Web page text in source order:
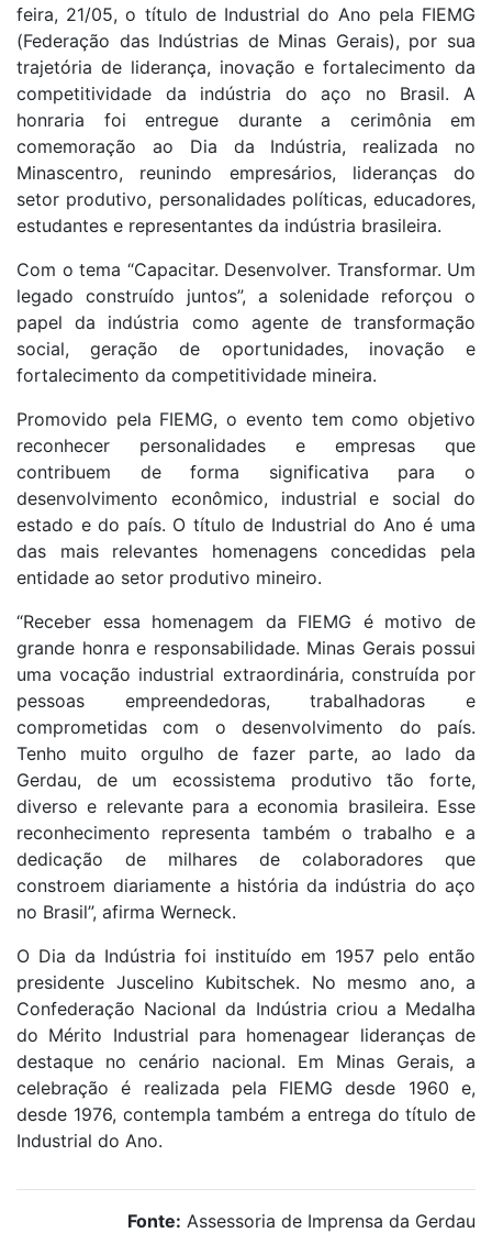
feira, 21/05, o título de Industrial do Ano pela FIEMG
(Federação das Indústrias de Minas Gerais), por sua
trajetória de liderança, inovação e fortalecimento da
competitividade da indústria do aço no Brasil. A
honraria foi entregue durante a cerimônia em
comemoração ao Dia da Indústria, realizada no
Minascentro, reunindo empresários, lideranças do
setor produtivo, personalidades políticas, educadores,
estudantes e representantes da indústria brasileira.
Com o tema “Capacitar. Desenvolver. Transformar. Um
legado construído juntos”, a solenidade reforçou o
papel da indústria como agente de transformação
social, geração de oportunidades, inovação e
fortalecimento da competitividade mineira.
Promovido pela FIEMG, o evento tem como objetivo
reconhecer personalidades e empresas que
contribuem de forma significativa para o
desenvolvimento econômico, industrial e social do
estado e do país. O título de Industrial do Ano é uma
das mais relevantes homenagens concedidas pela
entidade ao setor produtivo mineiro.
“Receber essa homenagem da FIEMG é motivo de
grande honra e responsabilidade. Minas Gerais possui
uma vocação industrial extraordinária, construída por
pessoas empreendedoras, trabalhadoras e
comprometidas com o desenvolvimento do país.
Tenho muito orgulho de fazer parte, ao lado da
Gerdau, de um ecossistema produtivo tão forte,
diverso e relevante para a economia brasileira. Esse
reconhecimento representa também o trabalho e a
dedicação de milhares de colaboradores que
constroem diariamente a história da indústria do aço
no Brasil”, afirma Werneck.
O Dia da Indústria foi instituído em 1957 pelo então
presidente Juscelino Kubitschek. No mesmo ano, a
Confederação Nacional da Indústria criou a Medalha
do Mérito Industrial para homenagear lideranças de
destaque no cenário nacional. Em Minas Gerais, a
celebração é realizada pela FIEMG desde 1960 e,
desde 1976, contempla também a entrega do título de
Industrial do Ano.
Fonte: Assessoria de Imprensa da Gerdau